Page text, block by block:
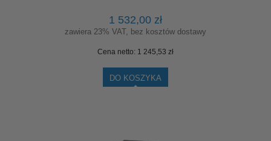
1 532,00 zł
zawiera 23% VAT, bez kosztów dostawy
Cena netto: 1 245,53 zł
DO KOSZYKA